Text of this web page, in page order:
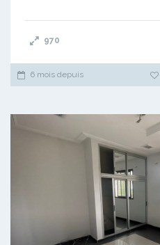
970
6 mois depuis